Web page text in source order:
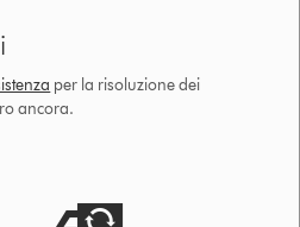
per la risoluzione dei
ancora.